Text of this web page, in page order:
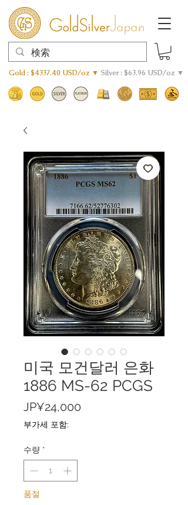
Gold : $4337.40 USD/oz ▼ Silver : $63.96 USD/oz ▼
미국 모건달러 은화
1886 MS-62 PCGS
JP¥24,000
부가세 포함:
수량 *
품절